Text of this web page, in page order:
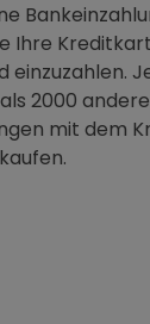
Ihre
einzuzahlen.
2000 andere
mit dem